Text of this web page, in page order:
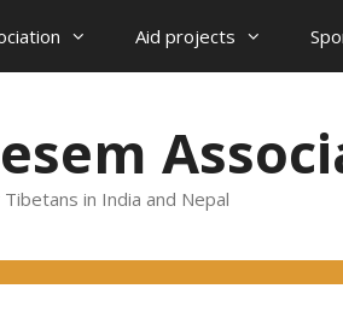
Aid projects
in India and Nepal